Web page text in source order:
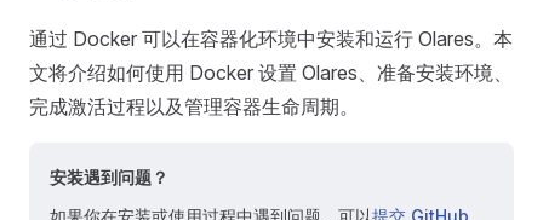
通过 Docker 可以在容器化环境中安装和运行 Olares。本
文将介绍如何使用 Docker 设置 Olares、准备安装环境、
完成激活过程以及管理容器生命周期。
安装遇到问题？
如果你在安装或使用过程中遇到问题，可以提交 GitHub